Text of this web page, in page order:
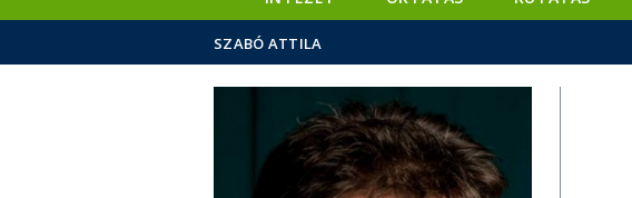
SZABÓ ATTILA